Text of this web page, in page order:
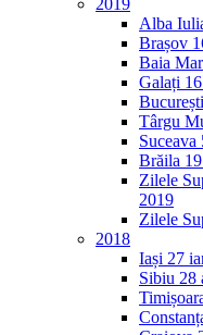
2019
Alba
Brașov
Baia
Galați
Târgu
Brăila
Zilele
2019
Zilele
2018
Iași 27
Sibiu 28